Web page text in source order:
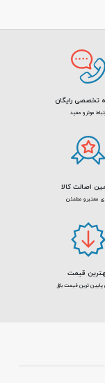
و گازهای سمی
که از آن در
میکند. جنس
تخصصی رایگان
موثر و مفید
اصالت کالا
معتبر و مطمئن
قیمت
ترین قیمت بازار